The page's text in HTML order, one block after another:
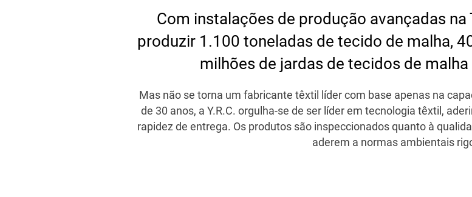
Com instalações de produção avançadas na
produzir 1.100 toneladas de tecido de malha,
milhões de jardas de tecidos de
Mas não se torna um fabricante têxtil líder com base apenas na
de 30 anos, a Y.R.C. orgulha-se de ser líder em tecnologia têxtil,
rapidez de entrega. Os produtos são inspeccionados quanto à
aderem a normas ambientais